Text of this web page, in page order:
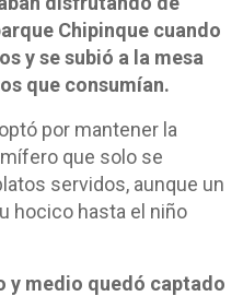
Chipinque cuando
y se subió a la mesa
que consumían.
por mantener la
que solo se
servidos, aunque un
hocico hasta el niño
y medio quedó captado